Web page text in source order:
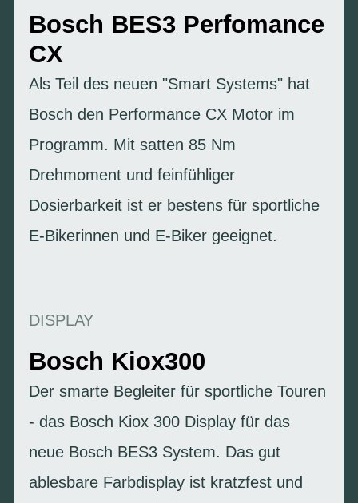
Bosch BES3 Perfomance
CX
Als Teil des neuen "Smart Systems" hat
Bosch den Performance CX Motor im
Programm. Mit satten 85 Nm
Drehmoment und feinfühliger
Dosierbarkeit ist er bestens für sportliche
E-Bikerinnen und E-Biker geeignet.
DISPLAY
Bosch Kiox300
Der smarte Begleiter für sportliche Touren
- das Bosch Kiox 300 Display für das
neue Bosch BES3 System. Das gut
ablesbare Farbdisplay ist kratzfest und